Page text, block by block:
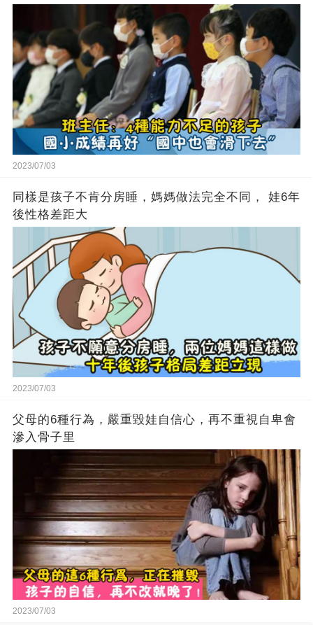
2023/07/03
同樣是孩子不肯分房睡，媽媽做法完全不同， 娃6年
後性格差距大
2023/07/03
父母的6種行為，嚴重毀娃自信心，再不重視自卑會
滲入骨子里
2023/07/03